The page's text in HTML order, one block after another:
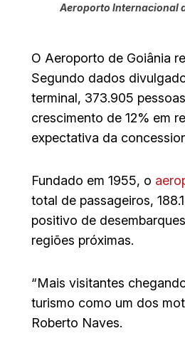
Aeroporto Internacional
O Aeroporto de Goiânia
Segundo dados
terminal, 373.905
crescimento de 12% em
expectativa da
Fundado em 1955, o
total de passageiros,
positivo de
regiões próximas.
“Mais visitantes
turismo como um dos
Roberto Naves.